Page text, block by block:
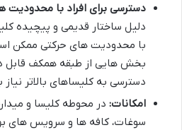
دسترسی برای افراد با محدودیت
دلیل ساختار قدیمی و پیچیده
با محدودیت های حرکتی ممکن
بخش هایی از طبقه همکف قابل
دسترسی به کلیساهای بالاتر نیاز
امکانات: در محوطه کلیسا و
سوغات، کافه ها و سرویس های